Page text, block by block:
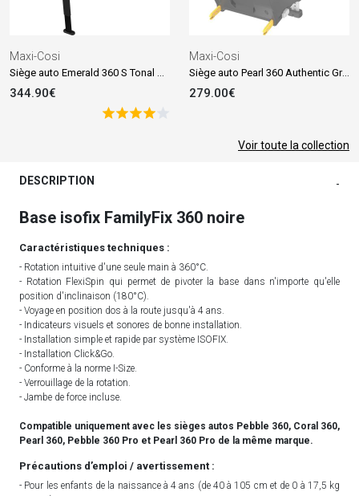
Maxi-Cosi
Siège auto Emerald 360 S Tonal Graphite (groupe 0-1-2-3)
344.90€
Maxi-Cosi
Siège auto Pearl 360 Authentic Green (groupe 0+-1)
279.00€
Voir toute la collection
DESCRIPTION -
Base isofix FamilyFix 360 noire
Caractéristiques techniques :
- Rotation intuitive d'une seule main à 360°C.
- Rotation FlexiSpin qui permet de pivoter la base dans n'importe qu'elle
position d'inclinaison (180°C).
- Voyage en position dos à la route jusqu'à 4 ans.
- Indicateurs visuels et sonores de bonne installation.
- Installation simple et rapide par système ISOFIX.
- Installation Click&Go.
- Conforme à la norme I-Size.
- Verrouillage de la rotation.
- Jambe de force incluse.
Compatible uniquement avec les sièges autos Pebble 360, Coral 360,
Pearl 360, Pebble 360 Pro et Pearl 360 Pro de la même marque.
Précautions d’emploi / avertissement :
- Pour les enfants de la naissance à 4 ans (de 40 à 105 cm et de 0 à 17,5 kg